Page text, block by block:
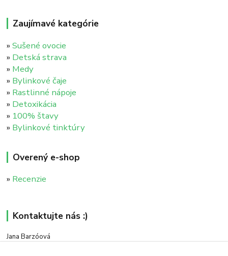
Zaujímavé kategórie
»Sušené ovocie
» Detská strava
» Medy
» Bylinkové čaje
» Rastlinné nápoje
» Detoxikácia
» 100% štavy
» Bylinkové tinktúry
Overený e-shop
» Recenzie
Kontaktujte nás :)
Jana Barzóová